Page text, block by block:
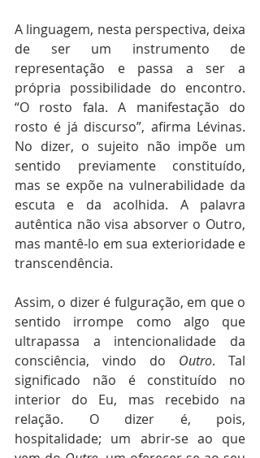
A linguagem, nesta perspectiva, deixa
de ser um instrumento de
representação e passa a ser a
própria possibilidade do encontro.
“O rosto fala. A manifestação do
rosto é já discurso”, afirma Lévinas.
No dizer, o sujeito não impõe um
sentido previamente constituído,
mas se expõe na vulnerabilidade da
escuta e da acolhida. A palavra
autêntica não visa absorver o Outro,
mas mantê-lo em sua exterioridade e
transcendência.
Assim, o dizer é fulguração, em que o
sentido irrompe como algo que
ultrapassa a intencionalidade da
consciência, vindo do Outro. Tal
significado não é constituído no
interior do Eu, mas recebido na
relação. O dizer é, pois,
hospitalidade; um abrir-se ao que